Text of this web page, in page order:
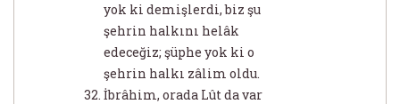
yok ki demişlerdi, biz şu
şehrin halkını helâk
edeceğiz; şüphe yok ki o
şehrin halkı zâlim oldu.
İbrâhim, orada Lût da var